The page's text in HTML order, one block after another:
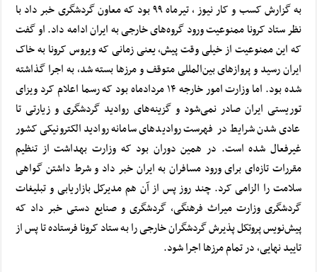
به گزارش کسب و کار نیوز ،تیرماه ۹۹ بود
که معاون گردشگری خبر داد با
نظر ستاد کرونا ممنوعیت ورود گروه‌های خارجی به ایران ادامه داد. او گفت
که این ممنوعیت از خیلی وقت پیش، یعنی زمانی که ویروس کرونا به خاک
ایران رسید و پروازهای بین‌المللی متوقف و مرزها بسته شد، به اجرا گذاشته
شده بود. اماوزارت امور خارجه ۱۴ مردادماه بود
که رسما اعلام کرد ویزای
توریستی ایران صادر نمی‌شود و گزینه‌های روادید گردشگری و زیارتی تا
عادی شدن شرایط در فهرست روادیدهای سامانه روادید الکترونیکی کشور
غیرفعال شده است. در همین دوران بود که وزارت بهداشت از تنظیم
مقررات تازه‌ای برای ورود مسافران به ایران خبر داد و شرط داشتن گواهی
سلامت را الزامی کرد. چند روز پس از آن هم مدیرکل بازاریابی و تبلیغات
گردشگری وزارت میراث فرهنگی، گردشگری و صنایع دستی خبر داد که
پیش‌نویس پروتکل پذیرش گردشگران خارجی را به ستاد کرونا فرستاده تا پس از
تایید نهایی، در تمام مرزها اجرا شود.